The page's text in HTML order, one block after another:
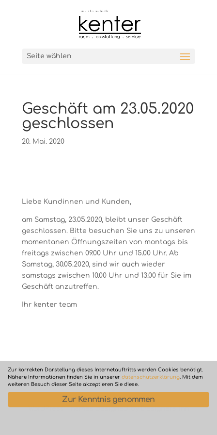
Seite wählen
Geschäft am 23.05.2020
geschlossen
20. Mai. 2020
Liebe Kundinnen und Kunden,
am Samstag, 23.05.2020, bleibt unser Geschäft
geschlossen. Bitte besuchen Sie uns zu unseren
momentanen Öffnungszeiten von montags bis
freitags zwischen 09.00 Uhr und 15.00 Uhr. Ab
Samstag, 30.05.2020, sind wir auch wieder
samstags zwischen 10.00 Uhr und 13.00 für Sie im
Geschäft anzutreffen.
Ihr kenterteam
WordPress Themes designed by Designers Inn
Zur korrekten Darstellung dieses Internetauftritts werden Cookies benötigt.
Nähere Informationen finden Sie in unserer datenschutzerklärung . Mit dem
weiteren Besuch dieser Seite akzeptieren Sie diese.
Zur Kenntnis genommen